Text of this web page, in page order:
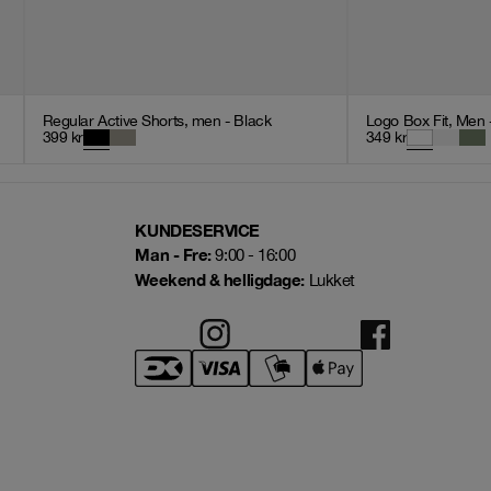
Regular Active Shorts, men - Black
399 kr
Logo Box Fit, Men
349 kr
KUNDESERVICE
Man - Fre:9:00 - 16:00
Weekend & helligdage:Lukket